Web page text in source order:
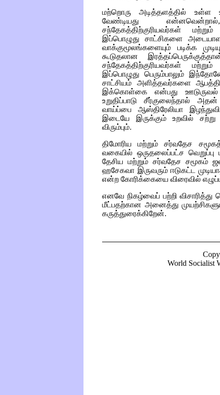
மற்றொரு அடித்தளத்தில் உள்ள
வேண்டியது
சந்தேகத்திற்குரியவர்கள்
இப்பொழுது சாட்சிகளை
வாக்குமூலங்களையும் படிக்க
கூடுதலான
சந்தேகத்திற்குரியவர்கள்
இப்பொழுது பெரும்பாலும்
சாட்சியம் அளித்தவர்களை
இக்கொள்கை என்பது ஊடுருவல்
உறுதிப்பாடு சீர்குலைந்தால் அதன்
வாய்ப்பை ஆஸ்திரேலியா
இடையே இருக்கும் உறவில்
விரும்பும்.
திமோரிய மற்றும் சர்வதேச
வகையில் ஒருதலைப்பட்ச வெறுப்பு
தேசிய மற்றும் சர்வதேச சமூகம்
ஹசேகவா இருவரும் ஈடுகட்ட
என்ற கோரிக்கையை விரைவில்
எனவே நிகழ்வைப் பற்றி
மீட்பதற்கான அனைத்து
கருத்துரைக்கிறேன்.
World Socialist